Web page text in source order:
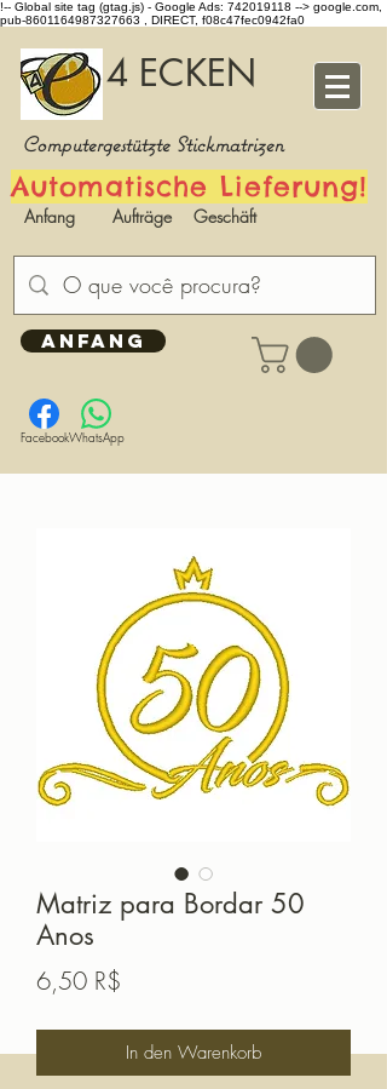
!-- Global site tag (gtag.js) - Google Ads: 742019118 --> google.com,
pub-8601164987327663 , DIRECT, f08c47fec0942fa0
4 ECKEN
Computergestützte Stickmatrizen
Automatische Lieferung!
Anfang Aufträge Geschäft
ANFANG
FacebookWhatsApp
Matriz para Bordar 50
Anos
6,50 R$
In den Warenkorb